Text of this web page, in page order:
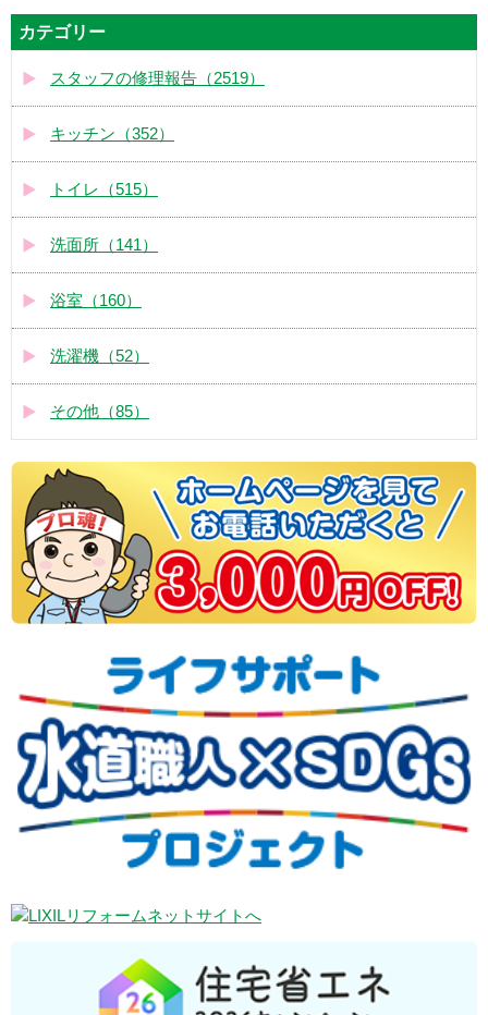
カテゴリー
スタッフの修理報告（2519）
キッチン（352）
トイレ（515）
洗面所（141）
浴室（160）
洗濯機（52）
その他（85）